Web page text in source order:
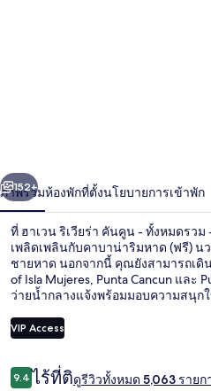
า
คัน
คูน
ทั้งหมด
รวม
4
า
ถัดไป
152+
ภาพรวมห้องพักที่ตั้งนโยบายการเข้าพัก
ที่ ฮาเวน ริเวียร่า คันคูน - ทั้งหมดรว
เพลิดเพลินกับคาบาน่าริมหาด (ฟรี)
ชายหาด นอกจากนี้ คุณยังสามารถเดิ
of Isla Mujeres, Punta Cancun และ
ว่ายน้ำกลางแจ้งพร้อมมอบความสนุก
บอดี้แรป และทรีทเมนท์ดูแลผิวหน้า
เสิร์ฟอาหารท้องถิ่นและนานาชาติ แล
ริมหาด นักเดินทางต่างมอบคำชมเชย
VIP Access
รีวิว
9.49.4 จาก 10
ไร้ที่ติดูรีวิวทั้งหมด 5,063 รายก